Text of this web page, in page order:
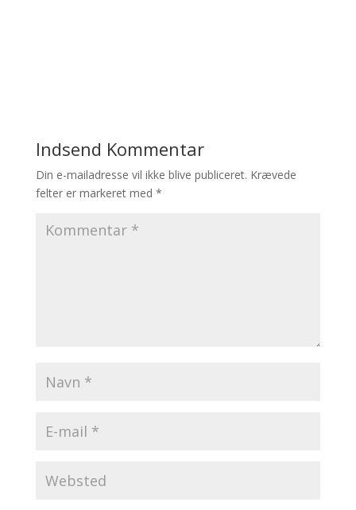
Indsend Kommentar
Din e-mailadresse vil ikke blive publiceret. Krævede
felter er markeret med *